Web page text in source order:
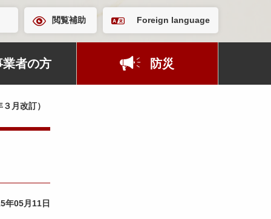
閲覧補助 Foreign language
業者の方 防災
月改訂）
年05月11日